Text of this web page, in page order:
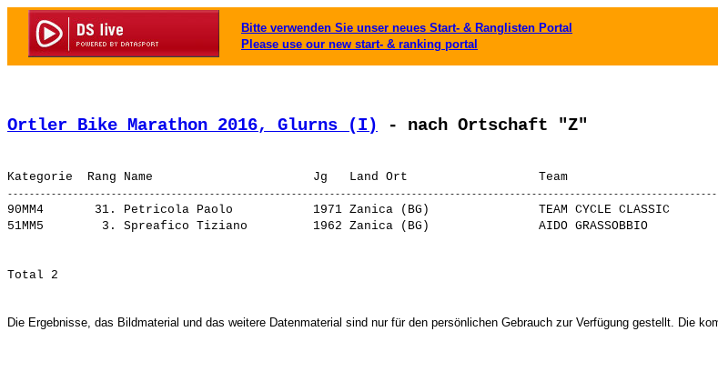
Bitte verwenden Sie unser neues Start- & Ranglisten Portal
Please use our new start- & ranking portal
Ortler Bike Marathon 2016, Glurns (I) - nach Ortschaft "Z"
90MM4       31. Petricola Paolo 1971 Zanica (BG)               TEAM CYCLE CLASSIC
51MM5        3. Spreafico Tiziano 1962 Zanica (BG)               AIDO GRASSOBBIO
Die Ergebnisse, das Bildmaterial und das weitere Datenmaterial sind nur für den persönlichen Gebrauch zur Verfügung gestellt. Die